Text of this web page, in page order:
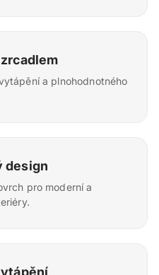
a plnohodnotného
design
pro moderní a